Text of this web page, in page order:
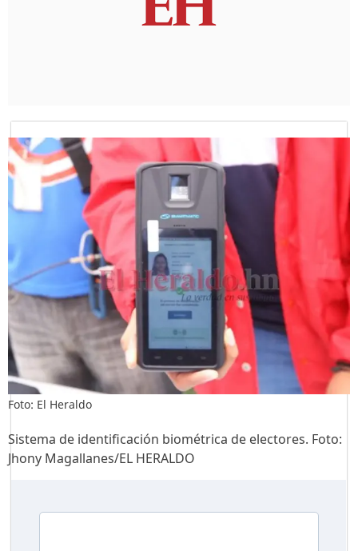
Foto: El Heraldo
Sistema de identificación biométrica de electores. Foto:
Jhony Magallanes/EL HERALDO